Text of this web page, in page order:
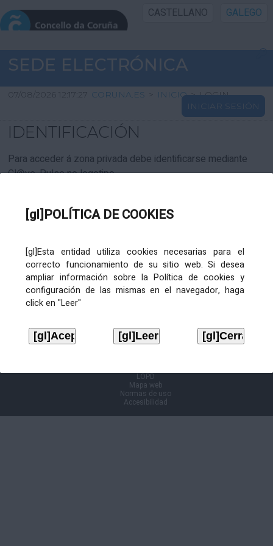
[gl]POLÍTICA DE COOKIES
[gl]Esta entidad utiliza cookies necesarias para el
correcto funcionamiento de su sitio web. Si desea
ampliar información sobre la Política de cookies y
configuración de las mismas en el navegador, haga
click en "Leer"
CASTELLANO GALEGO
INICIO SEDE
INICIO
INFORMACIÓN PÚBLICA
CARTAFOL CIDADÁN
SEDE ELECTRÓNICA
07/08/2026 12:17:27 CORUNA.ES > INICIO > LOGIN
INICIAR SESIÓN
IDENTIFICACIÓN
Para acceder á zona privada debe identificarse mediante
Cl@ve. Pulse no logotipo
LOPD
Mapa web
Normas de uso
Accesibilidad